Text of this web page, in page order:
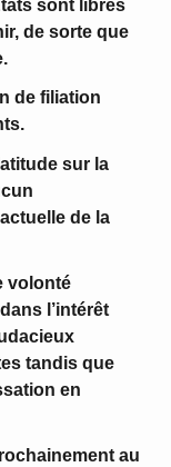
sont libres
de sorte que
de filiation
sur la
de la
volonté
l’intérêt
tandis que
en
au